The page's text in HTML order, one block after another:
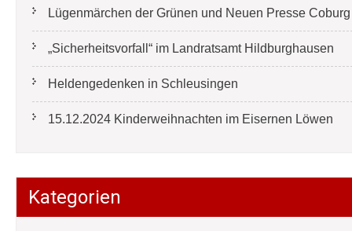
Lügenmärchen der Grünen und Neuen Presse
„Sicherheitsvorfall“ im Landratsamt Hildburghausen
Heldengedenken in Schleusingen
15.12.2024 Kinderweihnachten im Eisernen Löwen
Kategorien